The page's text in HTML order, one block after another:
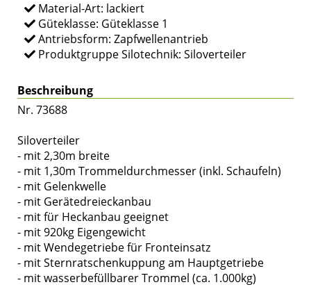
Material-Art: lackiert
Güteklasse: Güteklasse 1
Antriebsform: Zapfwellenantrieb
Produktgruppe Silotechnik: Siloverteiler
Beschreibung
Nr. 73688
Siloverteiler
- mit 2,30m breite
- mit 1,30m Trommeldurchmesser (inkl. Schaufeln)
- mit Gelenkwelle
- mit Gerätedreieckanbau
- mit für Heckanbau geeignet
- mit 920kg Eigengewicht
- mit Wendegetriebe für Fronteinsatz
- mit Sternratschenkuppung am Hauptgetriebe
- mit wasserbefüllbarer Trommel (ca. 1.000kg)